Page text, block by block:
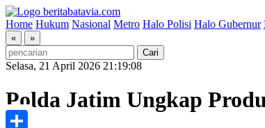
Home Hukum Nasional Metro Halo Polisi Halo Gubernur
« »
Selasa, 21 April 2026 21:19:08
Polda Jatim Ungkap